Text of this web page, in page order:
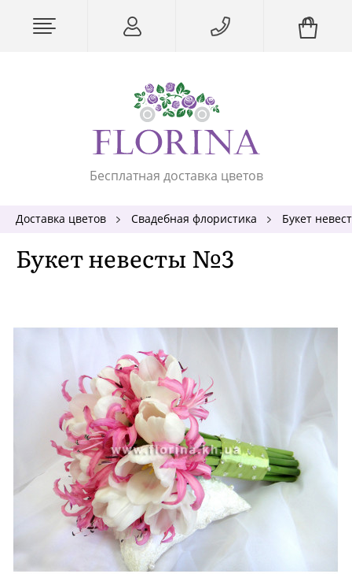
Бесплатная доставка цветов
Доставка цветов Свадебная флористика Букет
Букет невесты №3